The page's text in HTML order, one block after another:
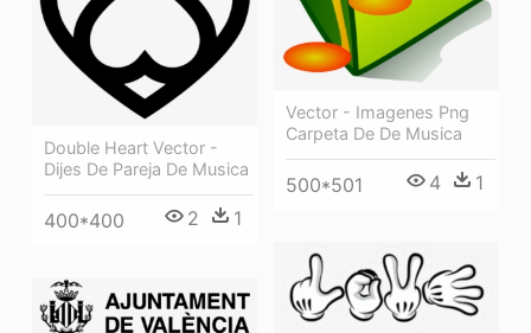
Vector - Imagenes Png
Carpeta De De Musica
500*501 4 1
Double Heart Vector -
Dijes De Pareja De Musica
400*400 2 1